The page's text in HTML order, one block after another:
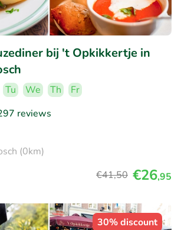
bij 't Opkikkertje in
Tu We Th
Fr
reviews
(0km)
€41,50 €26,95
30% discount